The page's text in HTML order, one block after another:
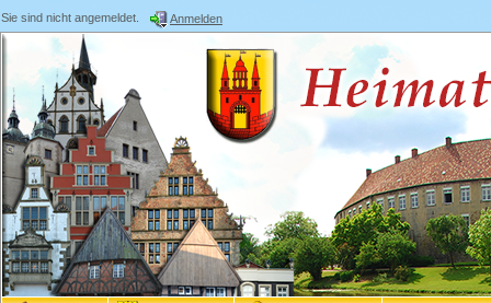
Sie sind nicht angemeldet. Anmelden